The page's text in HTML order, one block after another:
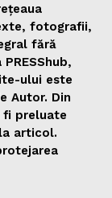
fotografii,
fără
ului este
Autor. Din
fi preluate
articol.